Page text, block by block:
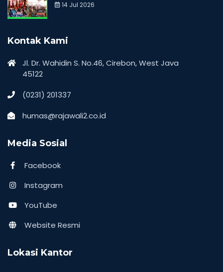
14 Jul 2026
Kontak Kami
Jl. Dr. Wahidin S. No.46, Cirebon, West Java
45122
(0231) 201337
humas@rajawali2.co.id
Media Sosial
Facebook
Instagram
YouTube
Website Resmi
Lokasi Kantor